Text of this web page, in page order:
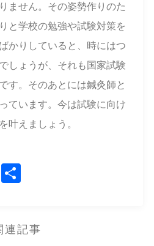
ません。その姿勢作りのた
と学校の勉強や試験対策を
かりしていると、時にはつ
しょうが、それも国家試験
す。そのあとには鍼灸師と
ています。今は試験に向け
叶えましょう。
Email
連記事